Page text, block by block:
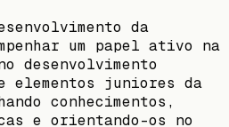
da
um papel ativo na
desenvolvimento
elementos juniores da
conhecimentos,
e orientando-os no